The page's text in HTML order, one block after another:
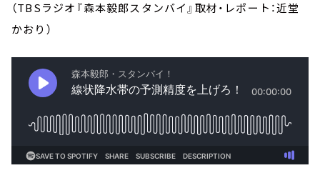
（TBSラジオ『森本毅郎スタンバイ』取材・レポート：近堂
かおり）